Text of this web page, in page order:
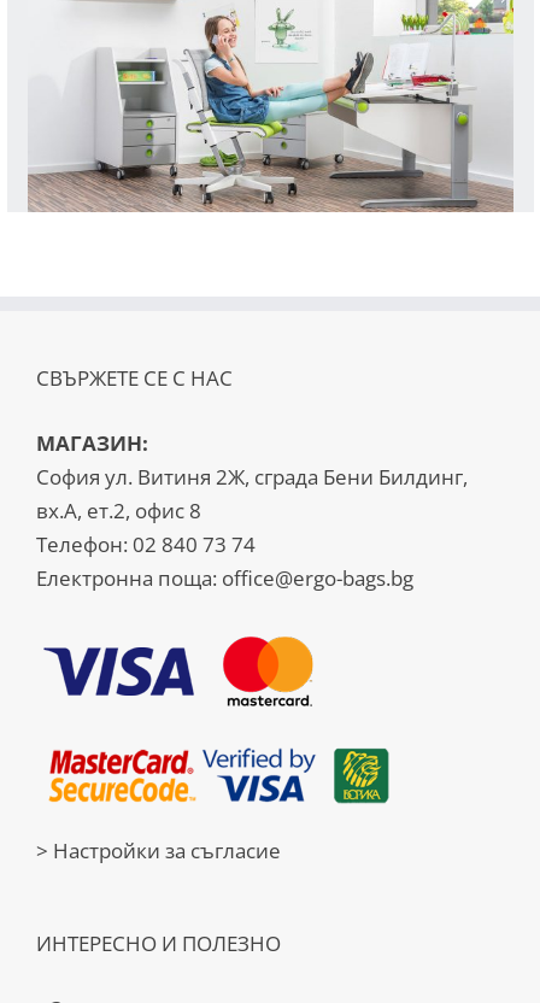
СВЪРЖЕТЕ СЕ С НАС
МАГАЗИН:
София ул. Витиня 2Ж, сграда Бени Билдинг,
вх.А, ет.2, офис 8
Телефон: 02 840 73 74
Електронна поща: office@ergo-bags.bg
> Настройки за съгласие
ИНТЕРЕСНО И ПОЛЕЗНО